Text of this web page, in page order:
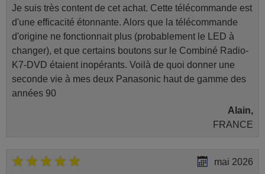
Je suis très content de cet achat. Cette télécommande est
d'une efficacité étonnante. Alors que la télécommande
d'origine ne fonctionnait plus (probablement le LED à
changer), et que certains boutons sur le Combiné Radio-
K7-DVD étaient inopérants. Voilà de quoi donner une
seconde vie à mes deux Panasonic haut de gamme des
années 90
Alain,
FRANCE
mai 2026